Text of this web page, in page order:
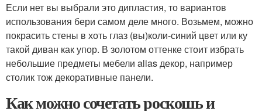
Если нет вы выбрали это дипластия, то вариантов
использования бери самом деле много. Возьмем, можно
покрасить стены в хоть глаз (вы)коли-синий цвет или ку
такой диван как упор. В золотом оттенке стоит избрать
небольшие предметы мебели alias декор, например
столик тож декоративные панели.
Как можно сочетать роскошь и